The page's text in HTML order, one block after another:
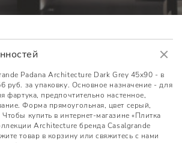
Padana Architecture Dark Grey 45x90 - в
руб. за упаковку. Основное назначение - для
фартука, предпочтительно настенное,
Форма прямоугольная, цвет серый,
Чтобы купить в интернет-магазине «Плитка
Architecture бренда Casalgrande
товар в корзину или свяжитесь с нами